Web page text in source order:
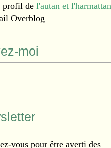
profil de l'autan et l'harmattan
Overblog
moi
vous pour être averti des